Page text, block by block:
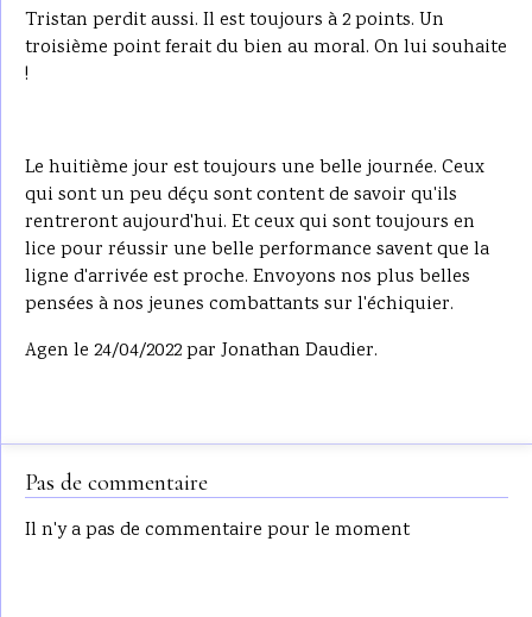
Tristan perdit aussi. Il est toujours à 2 points. Un
troisième point ferait du bien au moral. On lui souhaite
!
Le huitième jour est toujours une belle journée. Ceux
qui sont un peu déçu sont content de savoir qu'ils
rentreront aujourd'hui. Et ceux qui sont toujours en
lice pour réussir une belle performance savent que la
ligne d'arrivée est proche. Envoyons nos plus belles
pensées à nos jeunes combattants sur l'échiquier.
Agen le 24/04/2022 par Jonathan Daudier.
Pas de commentaire
Il n'y a pas de commentaire pour le moment